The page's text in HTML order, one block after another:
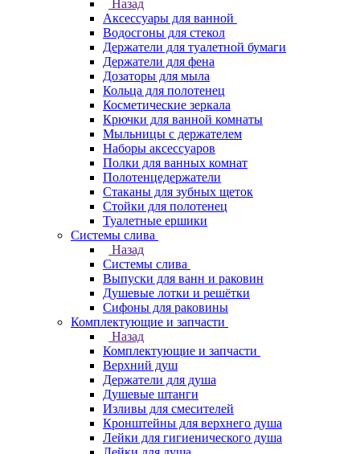
Назад
Аксессуары для ванной
Водосгоны для стекол
Держатели для туалетной бумаги
Держатели для фена
Дозаторы для мыла
Кольца для полотенец
Косметические зеркала
Крючки для ванной комнаты
Мыльницы с держателем
Наборы аксессуаров
Полки для ванных комнат
Полотенцедержатели
Стаканы для зубных щеток
Стойки для полотенец
Туалетные ершики
Системы слива
Назад
Системы слива
Выпуски для ванн и раковин
Душевые лотки и решётки
Сифоны для раковины
Комплектующие и запчасти
Назад
Комплектующие и запчасти
Верхний душ
Держатели для душа
Душевые штанги
Изливы для смесителей
Кронштейны для верхнего душа
Лейки для гигиенического душа